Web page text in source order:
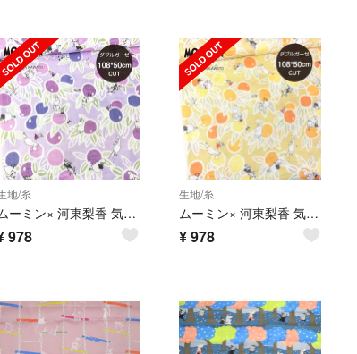
地/糸
ムーミン× 河東梨香 気ままな午後 ダブルガーゼ #パープル 幅108*50㎝
978
生地/糸
ムーミン× 河東梨香 気ままな午後 ダブルガーゼ #イエロー 幅108*50㎝
¥978